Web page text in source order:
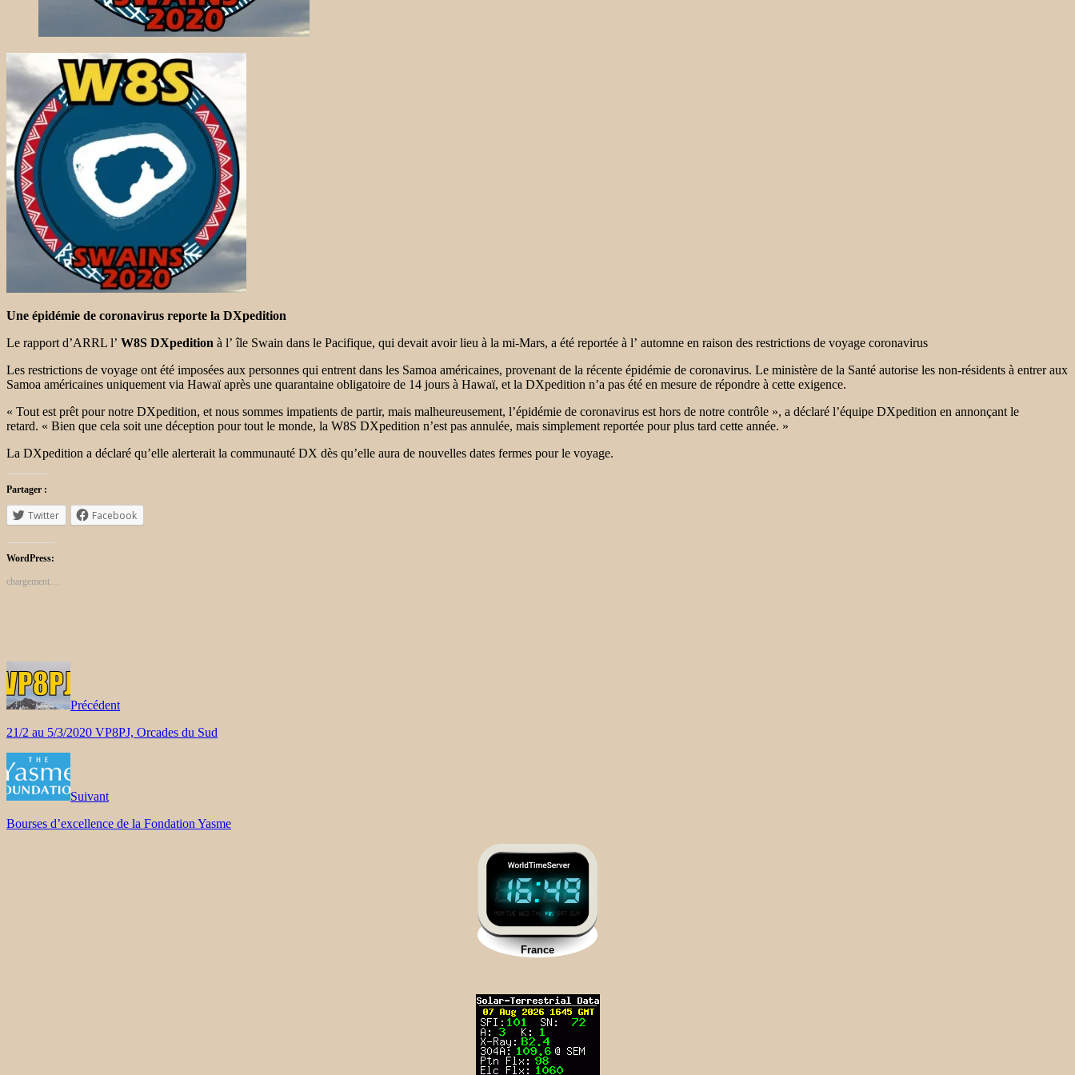
Une épidémie de coronavirus reporte la DXpedition
Le rapport d’ARRL l’ W8S DXpedition à l’ île Swain dans le Pacifique, qui devait avoir lieu à la mi-Mars, a été reportée à l’ automne en raison des restrictions de voyage coronavirus
Les restrictions de voyage ont été imposées aux personnes qui entrent dans les Samoa américaines, provenant de la récente épidémie de coronavirus. Le ministère de la Santé autorise les non-résidents à entrer aux
Samoa américaines uniquement via Hawaï après une quarantaine obligatoire de 14 jours à Hawaï, et la DXpedition n’a pas été en mesure de répondre à cette exigence.
« Tout est prêt pour notre DXpedition, et nous sommes impatients de partir, mais malheureusement, l’épidémie de coronavirus est hors de notre contrôle », a déclaré l’équipe DXpedition en annonçant le
retard. « Bien que cela soit une déception pour tout le monde, la W8S DXpedition n’est pas annulée, mais simplement reportée pour plus tard cette année. »
La DXpedition a déclaré qu’elle alerterait la communauté DX dès qu’elle aura de nouvelles dates fermes pour le voyage.
Partager :
Twitter Facebook
WordPress:
chargement…
Précédent
21/2 au 5/3/2020 VP8PJ, Orcades du Sud
Suivant
Bourses d’excellence de la Fondation Yasme